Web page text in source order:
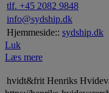
tlf. +45 2082 9848
info@sydship.dk
Hjemmeside:: sydship.dk
Luk
Læs mere
hvidt&frit Henriks